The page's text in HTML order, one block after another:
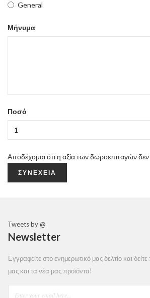
General
Μήνυμα
Ποσό
Αποδέχομαι ότι η αξία των δωροεπιταγών δεν
Tweets by @
Newsletter
Εγγραφείτε στο ενημερωτικό μας δελτίο και
μας και τα νέα μας προϊόντα!